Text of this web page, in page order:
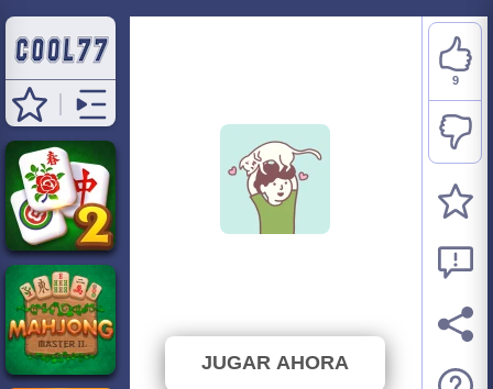
JUGAR AHORA
9